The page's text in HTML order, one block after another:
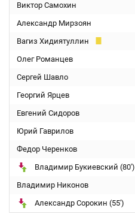
Виктор Самохин
Александр Мирзоян
Вагиз Хидиятуллин
Олег Романцев
Сергей Шавло
Георгий Ярцев
Евгений Сидоров
Юрий Гаврилов
Федор Черенков
Владимир Букиевский (80')
Владимир Никонов
Александр Сорокин (55')